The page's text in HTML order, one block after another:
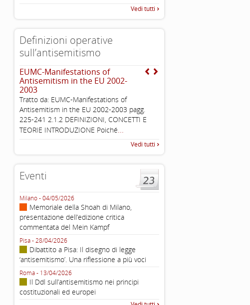
Vedi tutti
Definizioni operative
sull’antisemitismo
EUMC-Manifestations of
Antisemitism in the EU 2002-
2003
Tratto da: EUMC-Manifestations of
Antisemitism in the EU 2002-2003 pagg.
225-241 2.1.2 DEFINIZIONI, CONCETTI E
TEORIE INTRODUZIONE Poiché...
Vedi tutti
Eventi
Milano - 04/05/2026
Memoriale della Shoah di Milano,
presentazione dell’edizione critica
commentata del Mein Kampf
Pisa - 28/04/2026
Dibattito a Pisa: Il disegno di legge
‘antisemitismo’. Una riflessione a più voci
Roma - 13/04/2026
Il Ddl sull’antisemitismo nei principi
costituzionali ed europei